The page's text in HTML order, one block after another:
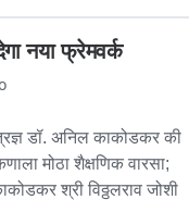
नया फ्रेमवर्क
डॉ. अनिल काकोडकर की
मोठा शैक्षणिक वारसा;
श्री विठ्ठलराव जोशी